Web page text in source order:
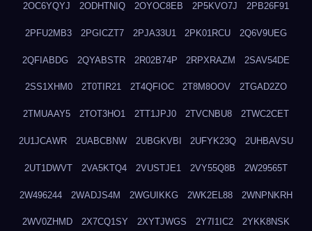
2OC6YQYJ 2ODHTNIQ 2OYOC8EB 2P5KVO7J 2PB26F91
2PFU2MB3 2PGICZT7 2PJA33U1 2PK01RCU 2Q6V9UEG
2QFIABDG 2QYABSTR 2R02B74P 2RPXRAZM 2SAV54DE
2SS1XHM0 2T0TIR21 2T4QFIOC 2T8M8OOV 2TGAD2ZO
2TMUAAY5 2TOT3HO1 2TT1JPJ0 2TVCNBU8 2TWC2CET
2U1JCAWR 2UABCBNW 2UBGKVBI 2UFYK23Q 2UHBAVSU
2UT1DWVT 2VA5KTQ4 2VUSTJE1 2VY55Q8B 2W29565T
2W496244 2WADJS4M 2WGUIKKG 2WK2EL88 2WNPNKRH
2WV0ZHMD 2X7CQ1SY 2XYTJWGS 2Y7I1IC2 2YKK8NSK